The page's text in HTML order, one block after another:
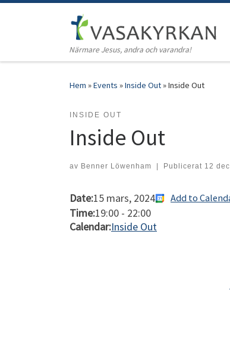
Hoppa till innehåll
Närmare Jesus, andra och varandra!
Hem »Events »Inside Out»Inside Out
INSIDE OUT
Inside Out
av Benner Löwenham Publicerat 12
Date:15 mars, 2024 Add to
Time:19:00 - 22:00
Calendar:Inside Out